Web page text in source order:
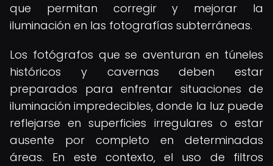
que permitan corregir y mejorar la
iluminación en las fotografías subterráneas.
Los fotógrafos que se aventuran en túneles
históricos y cavernas deben estar
preparados para enfrentar situaciones de
iluminación impredecibles, donde la luz puede
reflejarse en superficies irregulares o estar
ausente por completo en determinadas
áreas. En este contexto, el uso de filtros